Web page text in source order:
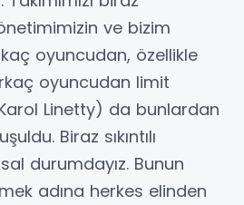
ve bizim
oyuncudan, özellikle
oyuncudan limit
Linetty) da bunlardan
Biraz sıkıntılı
durumdayız. Bunun
adına herkes elinden